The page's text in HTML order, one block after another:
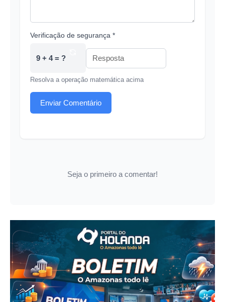
Verificação de segurança *
9 + 4 = ?
Resolva a operação matemática acima
Enviar Comentário
Seja o primeiro a comentar!